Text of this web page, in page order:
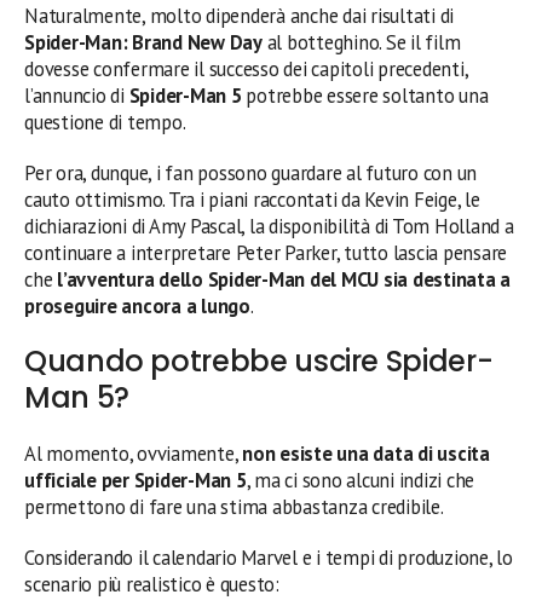
Naturalmente, molto dipenderà anche dai risultati di
Spider-Man: Brand New Dayal botteghino. Se il film
dovesse confermare il successo dei capitoli precedenti,
l’annuncio di Spider-Man 5 potrebbe essere soltanto una
questione di tempo.
Per ora, dunque, i fan possono guardare al futuro con un
cauto ottimismo. Tra i piani raccontati da Kevin Feige, le
dichiarazioni di Amy Pascal, la disponibilità di Tom Holland a
continuare a interpretare Peter Parker, tutto lascia pensare
che l’avventura dello Spider-Man del MCU sia destinata a
proseguire ancora a lungo.
Quando potrebbe uscire Spider-
Man 5?
Al momento, ovviamente,non esiste una data di uscita
ufficiale per Spider-Man 5, ma ci sono alcuni indizi che
permettono di fare una stima abbastanza credibile.
Considerando il calendario Marvel e i tempi di produzione, lo
scenario più realistico è questo: